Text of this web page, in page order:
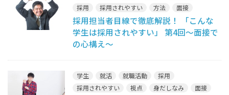
採用
採用されやすい 方法 面接
採用担当者目線で徹底解説！ 「こんな
学生は採用されやすい」 第4回～面接で
の心構え～
学生 就活 就職活動
採用
採用されやすい
視点 身だしなみ
面接